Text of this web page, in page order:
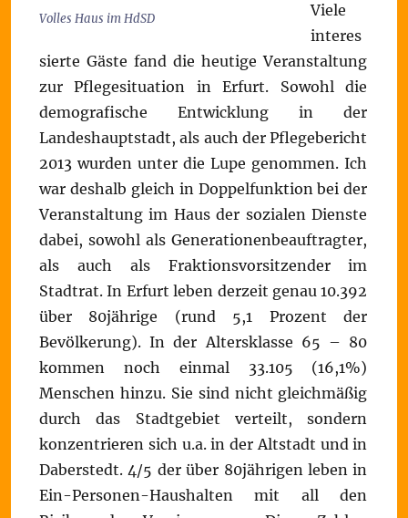
Volles Haus im HdSD
Viele
interes
sierte Gäste fand die heutige Veranstaltung
zur Pflegesituation in Erfurt. Sowohl die
demografische Entwicklung in der
Landeshauptstadt, als auch der Pflegebericht
2013 wurden unter die Lupe genommen. Ich
war deshalb gleich in Doppelfunktion bei der
Veranstaltung im Haus der sozialen Dienste
dabei, sowohl als Generationenbeauftragter,
als auch als Fraktionsvorsitzender im
Stadtrat. In Erfurt leben derzeit genau 10.392
über 80jährige (rund 5,1 Prozent der
Bevölkerung). In der Altersklasse 65 – 80
kommen noch einmal 33.105 (16,1%)
Menschen hinzu. Sie sind nicht gleichmäßig
durch das Stadtgebiet verteilt, sondern
konzentrieren sich u.a. in der Altstadt und in
Daberstedt. 4/5 der über 80jährigen leben in
Ein-Personen-Haushalten mit all den